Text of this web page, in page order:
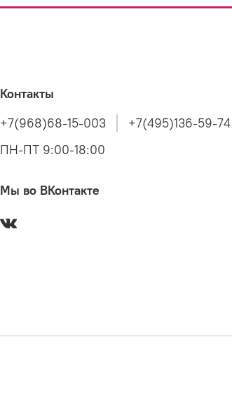
Контакты
+7(968)68-15-003
+7(495)136-59-74
ПН-ПТ 9:00-18:00
Мы во ВКонтакте